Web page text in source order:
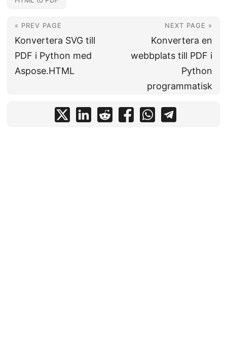
« PREV PAGE
Konvertera SVG till
PDF i Python med
Aspose.HTML
NEXT PAGE »
Konvertera en
webbplats till PDF i
Python
programmatisk